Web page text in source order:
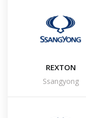
REXTON
Ssangyong